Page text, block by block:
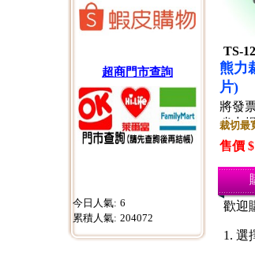
超商門市查詢
今日人氣: 6
累積人氣: 204072
TS-
熊力
片)
將發
省力
裁切最
售價
歡迎
1. 選